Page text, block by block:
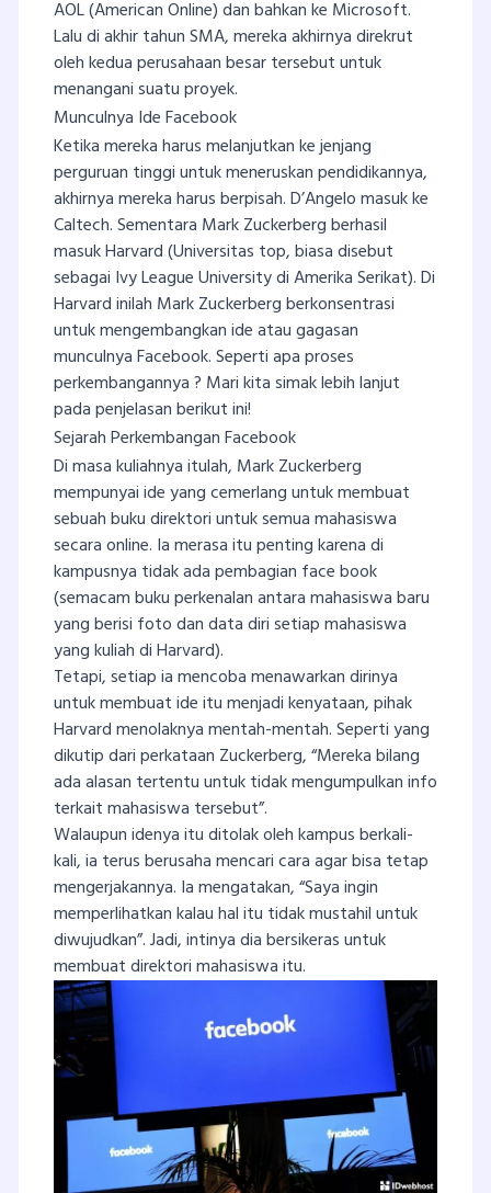
AOL (American Online) dan bahkan ke Microsoft.
Lalu di akhir tahun SMA, mereka akhirnya direkrut
oleh kedua perusahaan besar tersebut untuk
menangani suatu proyek.
Munculnya Ide Facebook
Ketika mereka harus melanjutkan ke jenjang
perguruan tinggi untuk meneruskan pendidikannya,
akhirnya mereka harus berpisah. D’Angelo masuk ke
Caltech. Sementara Mark Zuckerberg berhasil
masuk Harvard (Universitas top, biasa disebut
sebagai Ivy League University di Amerika Serikat). Di
Harvard inilah Mark Zuckerberg berkonsentrasi
untuk mengembangkan ide atau gagasan
munculnya Facebook. Seperti apa proses
perkembangannya ? Mari kita simak lebih lanjut
pada penjelasan berikut ini!
Sejarah Perkembangan Facebook
Di masa kuliahnya itulah, Mark Zuckerberg
mempunyai ide yang cemerlang untuk membuat
sebuah buku direktori untuk semua mahasiswa
secara online. Ia merasa itu penting karena di
kampusnya tidak ada pembagian face book
(semacam buku perkenalan antara mahasiswa baru
yang berisi foto dan data diri setiap mahasiswa
yang kuliah di Harvard).
Tetapi, setiap ia mencoba menawarkan dirinya
untuk membuat ide itu menjadi kenyataan, pihak
Harvard menolaknya mentah-mentah. Seperti yang
dikutip dari perkataan Zuckerberg, “Mereka bilang
ada alasan tertentu untuk tidak mengumpulkan info
terkait mahasiswa tersebut”.
Walaupun idenya itu ditolak oleh kampus berkali-
kali, ia terus berusaha mencari cara agar bisa tetap
mengerjakannya. Ia mengatakan, “Saya ingin
memperlihatkan kalau hal itu tidak mustahil untuk
diwujudkan”. Jadi, intinya dia bersikeras untuk
membuat direktori mahasiswa itu.